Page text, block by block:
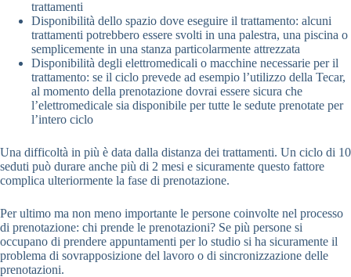
trattamenti
Disponibilità dello spazio dove eseguire il trattamento: alcuni
trattamenti potrebbero essere svolti in una palestra, una piscina o
semplicemente in una stanza particolarmente attrezzata
Disponibilità degli elettromedicali o macchine necessarie per il
trattamento: se il ciclo prevede ad esempio l’utilizzo della Tecar,
al momento della prenotazione dovrai essere sicura che
l’elettromedicale sia disponibile per tutte le sedute prenotate per
l’intero ciclo
Una difficoltà in più è data dalla distanza dei trattamenti. Un ciclo di 10
seduti può durare anche più di 2 mesi e sicuramente questo fattore
complica ulteriormente la fase di prenotazione.
Per ultimo ma non meno importante le persone coinvolte nel processo
di prenotazione: chi prende le prenotazioni? Se più persone si
occupano di prendere appuntamenti per lo studio si ha sicuramente il
problema di sovrapposizione del lavoro o di sincronizzazione delle
prenotazioni.